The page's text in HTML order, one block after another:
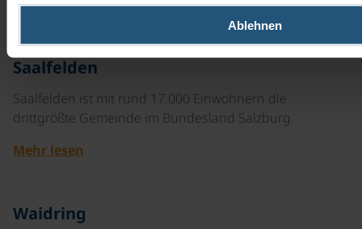
Ablehnen
Mehr lesen
©
Saalfelden
Saalfelden ist mit rund 17.000 Einwohnern die
drittgrößte Gemeinde im Bundesland Salzburg.
Mehr lesen
Waidring